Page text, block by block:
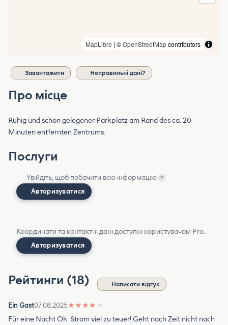
MapLibre | ©OpenStreetMapcontributors
Завантажити Неправильні дані?
Про місце
Ruhig und schön gelegener Parkplatz am Rand des ca. 20
Minuten entfernten Zentrums.
Послуги
Увійдіть, щоб побачити всю інформацію ?
Авторизуватися
Координати та контактні дані доступні користувачам Pro.
Авторизуватися
Рейтинги (18) Написати відгук
Ein Gast07.08.2025★ ★ ★ ★ ★
Für eine Nacht Ok. Strom viel zu teuer! Geht nach Zeit nicht nach